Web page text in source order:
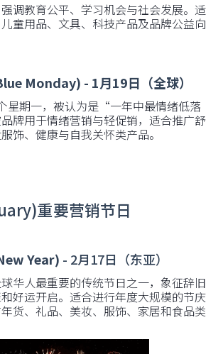
调教育公平、学习机会与社会发展。适
童用品、文具、科技产品及品牌公益向
Monday) - 1月19日（全球）
星期一，被认为是“一年中最情绪低落
牌用于情绪营销与轻促销，适合推广舒
饰、健康与自我关怀类产品。
重要营销节日
Year) - 2月17日（东亚）
华人最重要的传统节日之一，象征辞旧
好运开启。适合进行年度大规模的节庆
货、礼品、美妆、服饰、家居和食品类